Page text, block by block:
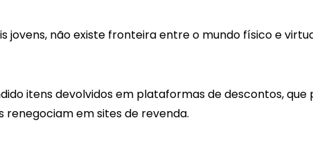
jovens, não existe fronteira entre o mundo físico e
itens devolvidos em plataformas de descontos, que
renegociam em sites de revenda.